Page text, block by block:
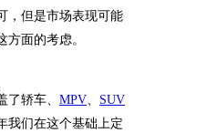
，但是市场表现可能
方面的考虑。
轿车、 MPV
SUV
我们在这个基础上定